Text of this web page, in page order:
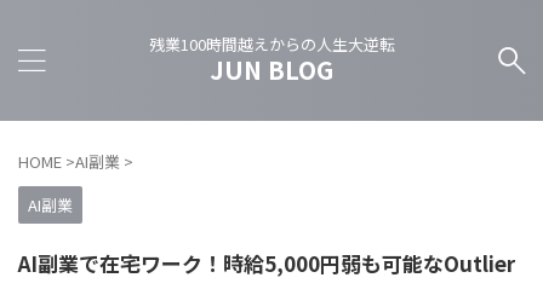
残業100時間越えからの人生大逆転
JUN BLOG
HOME >AI副業 >
AI副業
AI副業で在宅ワーク！時給5,000円弱も可能なOutlier